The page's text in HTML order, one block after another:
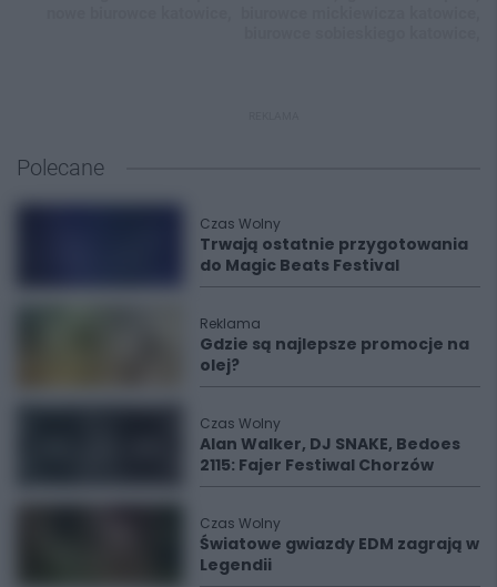
Polecane
Czas Wolny
Trwają ostatnie przygotowania
do Magic Beats Festival
Reklama
Gdzie są najlepsze promocje na
olej?
Czas Wolny
Alan Walker, DJ SNAKE, Bedoes
2115: Fajer Festiwal Chorzów
Czas Wolny
Światowe gwiazdy EDM zagrają w
Legendii